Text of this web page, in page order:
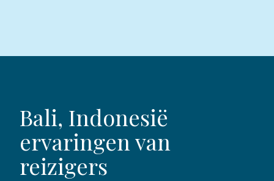
Bali, Indonesië
ervaringen van
reizigers